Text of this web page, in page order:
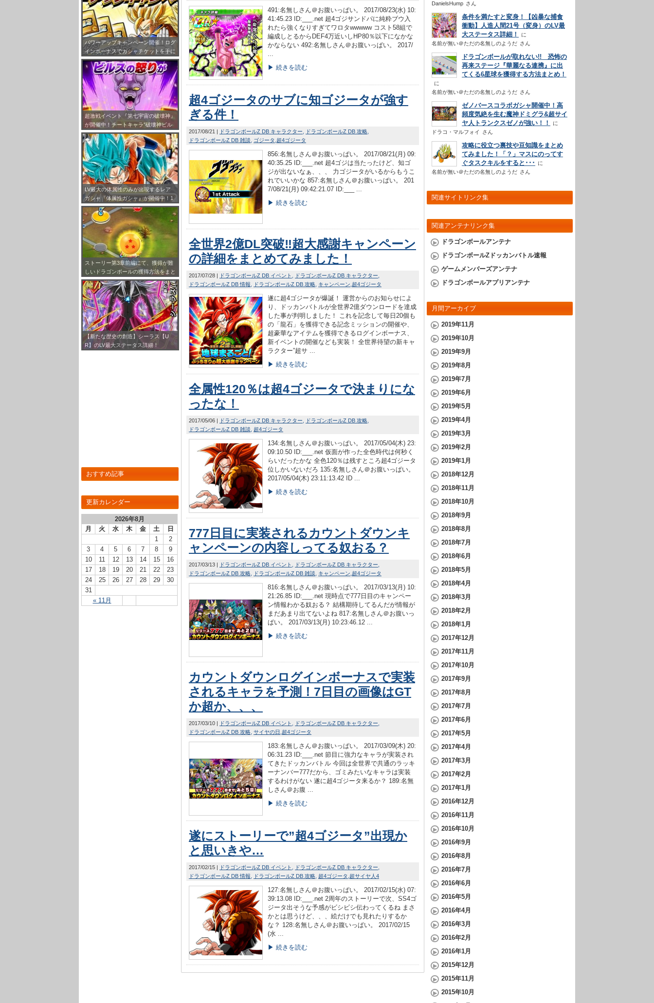
パワーアップキャンペーン開催！ログ
インボーナスでガシャチケットを手に
入れよう！
超激戦イベント『第七宇宙の破壊神』
が開催中！チートキャラ”破壊神ビル
ス”をドッカン覚醒させよう！
LV最大の体属性のみが出現するレア
ガシャ『体属性ガシャ』が開催中！1
0連で老界王神のオマケ付き！
ストーリー第3章前編にて、獲得が難
しいドラゴンボールの獲得方法をまと
めてみました！
【新たな歴史の創造】シーラス【U
R】のLV最大ステータス詳細！
おすすめ記事
更新カレンダー
2026年8月
月
火 水 木 金 土 日
« 11月
1
2
3
4 5 6 7 8
9
10
11 12 13 14 15
16
17
18 19 20 21 22
23
24
25 26 27 28 29
30
31
491:名無しさん＠お腹いっぱい。 2017/08/23(水) 10:
41:45.23 ID:___.net 超4ゴジサンドパに純粋ブウ入
れたら強くなりすぎてワロタwwwww コスト58組で
編成しとるからDEF4万近いしHP80％以下になかな
かならない 492:名無しさん＠お腹いっぱい。 2017/
...
▶ 続きを読む
超4ゴジータのサブに知ゴジータが強す
ぎる件！
2017/08/21 ドラゴンボールZ DB キャラクター
ドラゴンボールZ DB 攻略
ドラゴンボールZ DB 雑談 ゴジータ 超4ゴジータ
856:名無しさん＠お腹いっぱい。 2017/08/21(月) 09:
40:35.25 ID:___.net 超4ゴジは当たったけど、知ゴ
ジが出ないなぁ、、、 力ゴジータがいるからもうこ
れでいいかな 857:名無しさん＠お腹いっぱい。 201
7/08/21(月) 09:42:21.07 ID:___ ...
▶ 続きを読む
全世界2億DL突破‼超大感謝キャンペーン
の詳細をまとめてみました！
2017/07/28 ドラゴンボールZ DB イベント
ドラゴンボールZ DB キャラクター
ドラゴンボールZ DB 情報
ドラゴンボールZ DB 攻略 キャンペーン 超4ゴジータ
遂に超4ゴジータが爆誕！ 運営からのお知らせによ
り、ドッカンバトルが全世界2億ダウンロードを達成
した事が判明しました！ これを記念して毎日20個も
の「龍石」を獲得できる記念ミッションの開催や、
超豪華なアイテムを獲得できるログインボーナス、
新イベントの開催なども実装！ 全世界待望の新キャ
ラクター”超サ ...
▶ 続きを読む
全属性120％は超4ゴジータで決まりにな
ったな！
2017/05/06 ドラゴンボールZ DB キャラクター
ドラゴンボールZ DB 攻略
ドラゴンボールZ DB 雑談 超4ゴジータ
134:名無しさん＠お腹いっぱい。 2017/05/04(木) 23:
09:10.50 ID:___.net 仮面が作った全色時代は何秒く
らいだったかな 全色120％は残すところ超4ゴジータ
位しかいないだろ 135:名無しさん＠お腹いっぱい。
2017/05/04(木) 23:11:13.42 ID ...
▶ 続きを読む
777日目に実装されるカウントダウンキ
ャンペーンの内容しってる奴おる？
2017/03/13 ドラゴンボールZ DB イベント
ドラゴンボールZ DB キャラクター
ドラゴンボールZ DB 攻略
ドラゴンボールZ DB 雑談 キャンペーン 超4ゴジータ
816:名無しさん＠お腹いっぱい。 2017/03/13(月) 10:
21:26.85 ID:___.net 現時点で777日目のキャンペー
ン情報わかる奴おる？ 結構期待してるんだが情報が
まだあまり出てないよね 817:名無しさん＠お腹いっ
ぱい。 2017/03/13(月) 10:23:46.12 ...
▶ 続きを読む
カウントダウンログインボーナスで実装
されるキャラを予測！7日目の画像はGT
か超か、、、
2017/03/10 ドラゴンボールZ DB イベント
ドラゴンボールZ DB キャラクター
ドラゴンボールZ DB 攻略 サイヤの日 超4ゴジータ
183:名無しさん＠お腹いっぱい。 2017/03/09(木) 20:
06:31.23 ID:___.net 節目に強力なキャラが実装され
てきたドッカンバトル 今回は全世界で共通のラッキ
ーナンバー777だから、ゴミみたいなキャラは実装
するわけがない 遂に超4ゴジータ来るか？ 189:名無
しさん＠お腹 ...
▶ 続きを読む
遂にストーリーで”超4ゴジータ”出現か
と思いきや…
2017/02/15 ドラゴンボールZ DB イベント
ドラゴンボールZ DB キャラクター
ドラゴンボールZ DB 情報
ドラゴンボールZ DB 攻略 超4ゴジータ 超サイヤ人4
127:名無しさん＠お腹いっぱい。 2017/02/15(水) 07:
39:13.08 ID:___.net 2周年のストーリーで次、SS4ゴ
ジータ出そうな予感がビシビシ伝わってくるね まさ
かとは思うけど、、、絵だけでも見れたりするか
な？ 128:名無しさん＠お腹いっぱい。 2017/02/15
(水 ...
▶ 続きを読む
DanielsHump さん
条件を満たすと変身！【凶暴な捕食
衝動】人造人間21号（変身）のLV最
大ステータス詳細！
名前が無い＠ただの名無しのようだ さん
ドラゴンボールが取れない!! 恐怖の
再来ステージ『華麗なる連携』に出
てくる6星球を獲得する方法まとめ！
名前が無い＠ただの名無しのようだ さん
ゼノバースコラボガシャ開催中！高
頻度気絶を生む魔神ドミグラ&超サイ
ヤ人トランクスゼノが強い！！
ドラコ・マルフォイ さん
攻略に役立つ裏技や豆知識をまとめ
てみました！「？」マスにのってす
ぐタスクキルをすると･･･
名前が無い＠ただの名無しのようだ さん
関連サイトリンク集
関連アンテナリンク集
ドラゴンボールアンテナ
ドラゴンボールZドッカンバトル速報
ゲームメンバーズアンテナ
ドラゴンボールアプリアンテナ
月間アーカイブ
2019年11月
2019年10月
2019年9月
2019年8月
2019年7月
2019年6月
2019年5月
2019年4月
2019年3月
2019年2月
2019年1月
2018年12月
2018年11月
2018年10月
2018年9月
2018年8月
2018年7月
2018年6月
2018年5月
2018年4月
2018年3月
2018年2月
2018年1月
2017年12月
2017年11月
2017年10月
2017年9月
2017年8月
2017年7月
2017年6月
2017年5月
2017年4月
2017年3月
2017年2月
2017年1月
2016年12月
2016年11月
2016年10月
2016年9月
2016年8月
2016年7月
2016年6月
2016年5月
2016年4月
2016年3月
2016年2月
2016年1月
2015年12月
2015年11月
2015年10月